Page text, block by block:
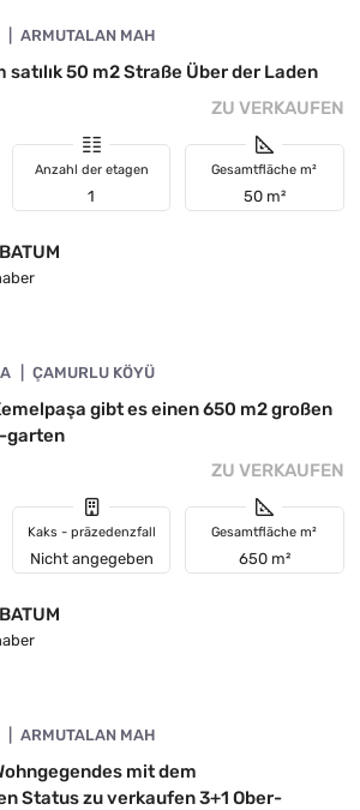
ARMUTALAN MAH
50 m2 Straße Über der Laden
ZU VERKAUFEN
Anzahl der etagen
1
Gesamtfläche m²
50 m²
ÇAMURLU KÖYÜ
gibt es einen 650 m2 großen
garten
ZU VERKAUFEN
Kaks - präzedenzfall
Nicht angegeben
Gesamtfläche m²
650 m²
ARMUTALAN MAH
mit dem
Status zu verkaufen 3+1 Ober-